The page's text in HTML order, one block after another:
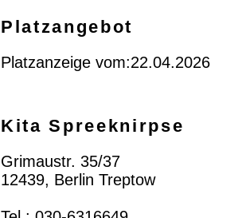
Platzangebot
Platzanzeige vom:22.04.2026
Kita Spreeknirpse
Grimaustr. 35/37
12439, Berlin Treptow